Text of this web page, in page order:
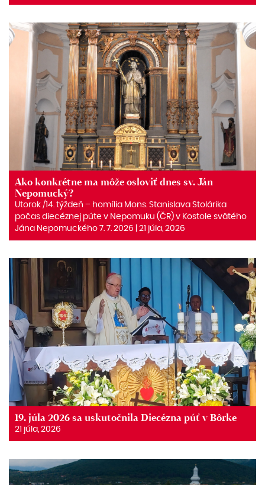
Ako konkrétne ma môže osloviť dnes sv. Ján
Nepomucký?
Utorok /14. týždeň – homília Mons. Stanislava Stolárika
počas diecéznej púte v Nepomuku (ČR) v Kostole svätého
Jána Nepomuckého 7. 7. 2026 | 21 júla, 2026
19. júla 2026 sa uskutočnila Diecézna púť v Bôrke
21 júla, 2026